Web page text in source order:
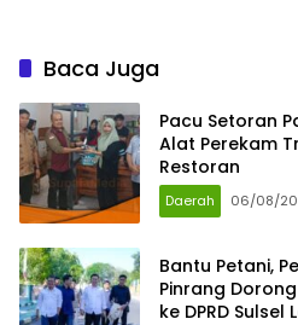
Baca Juga
Pacu Setoran
Alat Perekam
Restoran
Daerah 06/08/
Bantu Petani,
Pinrang
ke DPRD